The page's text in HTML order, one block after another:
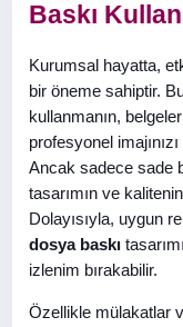
Baskı
Kurumsal hayatta,
bir öneme sahiptir.
kullanmanın,
profesyonel
Ancak sadece sade
tasarımın ve
Dolayısıyla, uygun
dosya baskı
izlenim bırakabilir.
Özellikle mülakatlar